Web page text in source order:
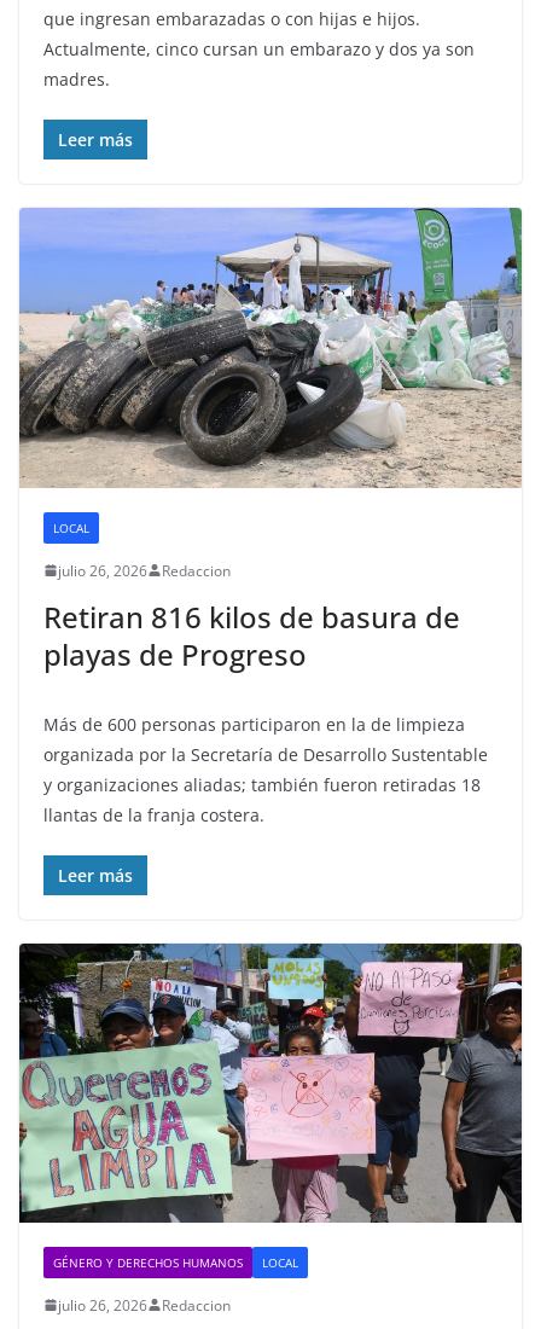
que ingresan embarazadas o con hijas e hijos.
Actualmente, cinco cursan un embarazo y dos ya son
madres.
Leer más
LOCAL
julio 26, 2026 Redaccion
Retiran 816 kilos de basura de
playas de Progreso
Más de 600 personas participaron en la de limpieza
organizada por la Secretaría de Desarrollo Sustentable
y organizaciones aliadas; también fueron retiradas 18
llantas de la franja costera.
Leer más
GÉNERO Y DERECHOS HUMANOS LOCAL
julio 26, 2026 Redaccion